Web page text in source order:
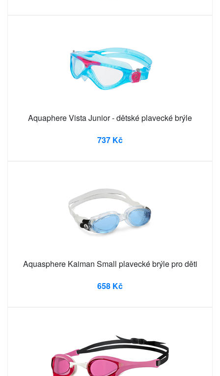
Aquaphere Vista Junior - dětské plavecké brýle
737 Kč
Aquasphere Kaiman Small plavecké brýle pro děti
658 Kč